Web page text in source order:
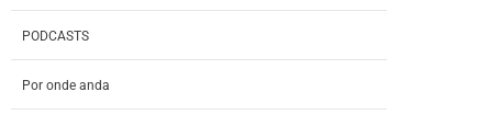
PODCASTS
Por onde anda